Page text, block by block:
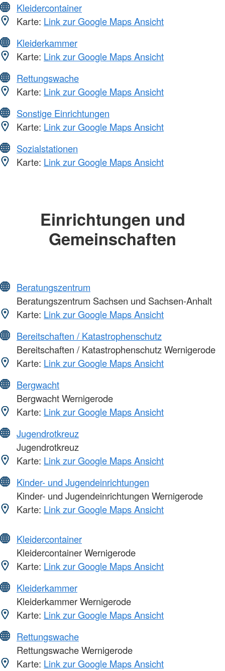
Kleidercontainer
Karte: Link zur Google Maps Ansicht
Kleiderkammer
Karte: Link zur Google Maps Ansicht
Rettungswache
Karte: Link zur Google Maps Ansicht
Sonstige Einrichtungen
Karte: Link zur Google Maps Ansicht
Sozialstationen
Karte: Link zur Google Maps Ansicht
Einrichtungen und
Gemeinschaften
Beratungszentrum
Beratungszentrum Sachsen und Sachsen-Anhalt
Karte: Link zur Google Maps Ansicht
Bereitschaften / Katastrophenschutz
Bereitschaften / Katastrophenschutz Wernigerode
Karte: Link zur Google Maps Ansicht
Bergwacht
Bergwacht Wernigerode
Karte: Link zur Google Maps Ansicht
Jugendrotkreuz
Jugendrotkreuz
Karte: Link zur Google Maps Ansicht
Kinder- und Jugendeinrichtungen
Kinder- und Jugendeinrichtungen Wernigerode
Karte: Link zur Google Maps Ansicht
Kleidercontainer
Kleidercontainer Wernigerode
Karte: Link zur Google Maps Ansicht
Kleiderkammer
Kleiderkammer Wernigerode
Karte: Link zur Google Maps Ansicht
Rettungswache
Rettungswache Wernigerode
Karte: Link zur Google Maps Ansicht